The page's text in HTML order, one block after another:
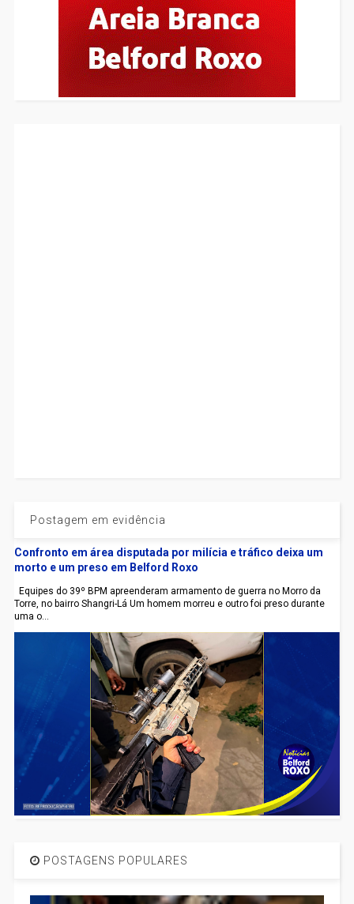
Postagem em evidência
Confronto em área disputada por milícia e tráfico deixa um
morto e um preso em Belford Roxo
Equipes do 39º BPM apreenderam armamento de guerra no Morro da
Torre, no bairro Shangri-Lá Um homem morreu e outro foi preso durante
uma o...
POSTAGENS POPULARES